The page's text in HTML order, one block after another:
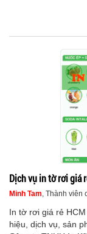
Dịch vụ in tờ rơi giá
Minh Tam , Thành viên
In tờ rơi giá rẻ
hiệu, dịch vụ, sản